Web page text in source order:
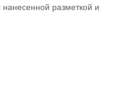
нанесенной разметкой и